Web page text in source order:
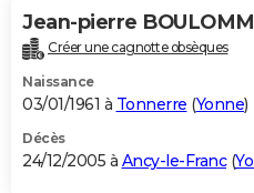
Jean-pierre
Créer une cagnotte obsèques
Naissance
03/01/1961 à Tonnerre (Yonne)
Décès
24/12/2005 à Ancy-le-Franc(